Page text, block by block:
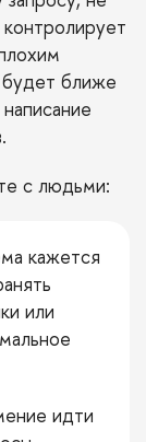
ближе
с людьми:
кажется
или
идти